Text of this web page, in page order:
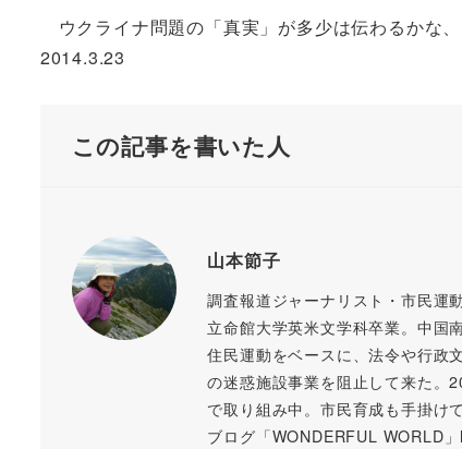
ウクライナ問題の「真実」が多少は伝わるかな
2014.3.23
この記事を書いた人
山本節子
調査報道ジャーナリスト・市民運
立命館大学英米文学科卒業。中国
住民運動をベースに、法令や行政
の迷惑施設事業を阻止して来た。
で取り組み中。市民育成も手掛け
ブログ「WONDERFUL WORLD